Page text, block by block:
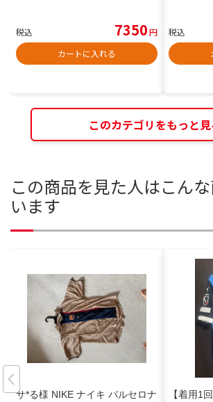
税込 7350円
カートに入れる
税込
このカテゴリをもっと見
この商品を見た人はこん
います
サ*る様 NIKE ナイキ バルセロナ
【着用1